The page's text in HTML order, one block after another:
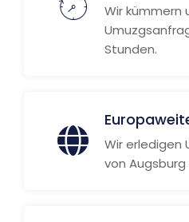
Wir kümmern
Stunden.
Wir erledigen
von Augsburg